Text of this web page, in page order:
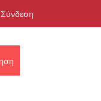
Σύνδεση